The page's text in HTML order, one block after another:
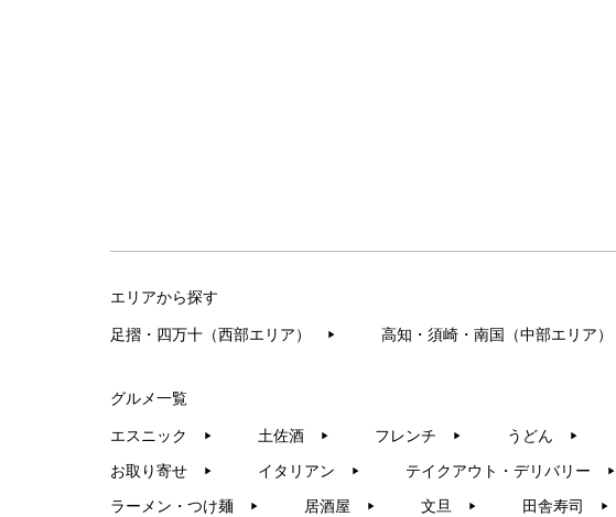
エリアから探す
足摺・四万十（西部エリア） ▶︎ 高知・須崎・南国（中部エリア）
グルメ一覧
エスニック ▶︎ 土佐酒 ▶︎ フレンチ ▶︎ うどん ▶︎
お取り寄せ ▶︎ イタリアン ▶︎ テイクアウト・デリバリー ▶︎
ラーメン・つけ麺 ▶︎ 居酒屋 ▶︎ 文旦 ▶︎ 田舎寿司 ▶︎